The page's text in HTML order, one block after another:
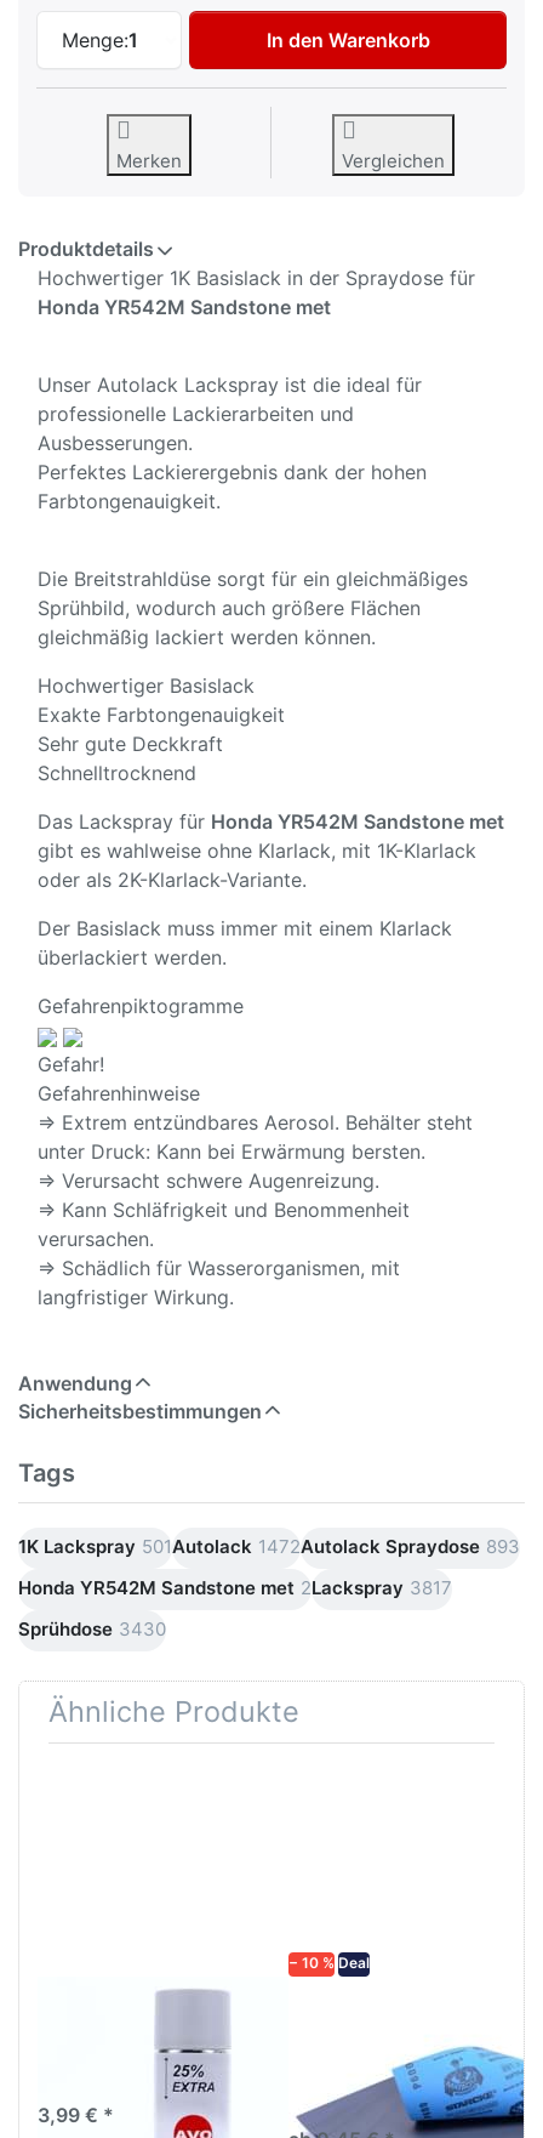
Menge:1
Autolack Spraydose für Honda YR542M
In den Warenkorb
Merken Vergleichen
Produktdetails
Hochwertiger 1K Basislack in der Spraydose für
Honda YR542M Sandstone met
Unser Autolack Lackspray ist die ideal für
professionelle Lackierarbeiten und
Ausbesserungen.
Perfektes Lackierergebnis dank der hohen
Farbtongenauigkeit.
Die Breitstrahldüse sorgt für ein gleichmäßiges
Sprühbild, wodurch auch größere Flächen
gleichmäßig lackiert werden können.
Hochwertiger Basislack
Exakte Farbtongenauigkeit
Sehr gute Deckkraft
Schnelltrocknend
Das Lackspray für Honda YR542M Sandstone met
gibt es wahlweise ohne Klarlack, mit 1K-Klarlack
oder als 2K-Klarlack-Variante.
Der Basislack muss immer mit einem Klarlack
überlackiert werden.
Gefahrenpiktogramme
Gefahr!
Gefahrenhinweise
⇒ Extrem entzündbares Aerosol. Behälter steht
unter Druck: Kann bei Erwärmung bersten.
⇒ Verursacht schwere Augenreizung.
⇒ Kann Schläfrigkeit und Benommenheit
verursachen.
⇒ Schädlich für Wasserorganismen, mit
langfristiger Wirkung.
Anwendung
Sicherheitsbestimmungen
Tags
1K Lackspray 501Autolack 1472Autolack Spraydose 893
Honda YR542M Sandstone met 2Lackspray 3817
Sprühdose 3430
Ähnliche Produkte
3,99 € *
− 10 % Deal
diversen Körnungen
Nass-Schleifpapier zur nass
und trocken anwendung